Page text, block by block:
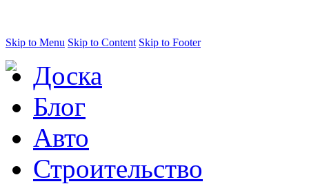
Skip to Menu Skip to Content Skip to Footer
Доска
Блог
Авто
Строительство